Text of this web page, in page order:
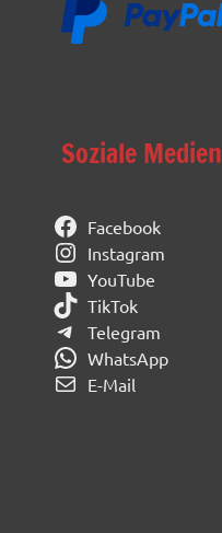
Soziale Medien
Facebook
Instagram
YouTube
TikTok
Telegram
WhatsApp
E-Mail